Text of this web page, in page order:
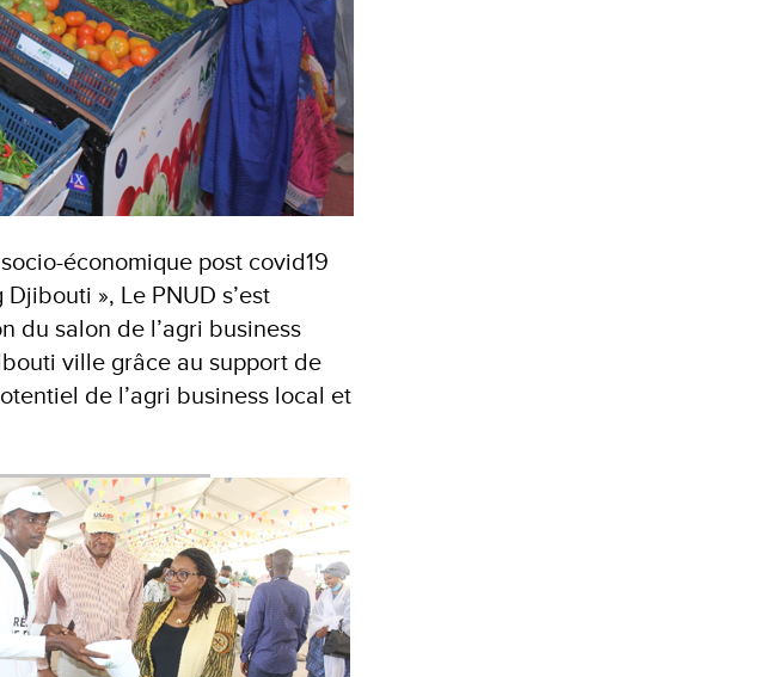
économique post covid19
», Le PNUD s’est
du salon de l’agri business
ville grâce au support de
de l’agri business local et